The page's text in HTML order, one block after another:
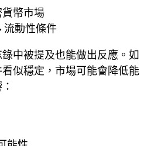
幣市場
流動性條件
中被提及也能做出反應。如
似穩定，市場可能會降低能